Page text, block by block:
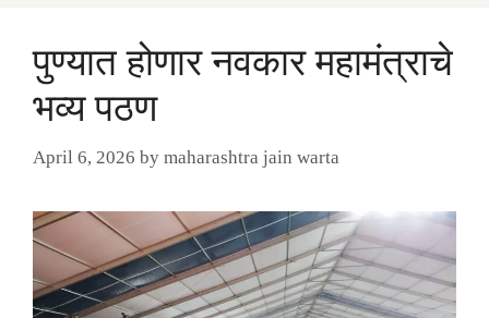
पुण्यात होणार नवकार महामंत्राचे
भव्य पठण
April 6, 2026 by maharashtra jain warta